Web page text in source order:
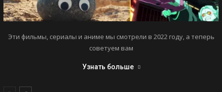
Эти фильмы, сериалы и аниме мы смотрели в 2022 году, а теперь
советуем вам
Узнать больше